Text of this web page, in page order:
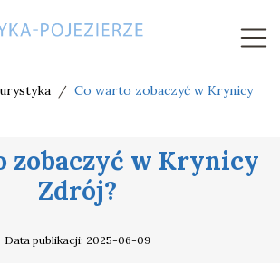
/ Co warto zobaczyć w Krynicy
zobaczyć w Krynicy
Zdrój?
Data publikacji: 2025-06-09